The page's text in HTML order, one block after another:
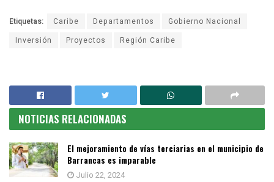
Etiquetas: Caribe Departamentos
Gobierno Nacional
Inversión
Proyectos Región Caribe
NOTICIAS RELACIONADAS
El mejoramiento de vías terciarias en el municipio de
Barrancas es imparable
Julio 22, 2024